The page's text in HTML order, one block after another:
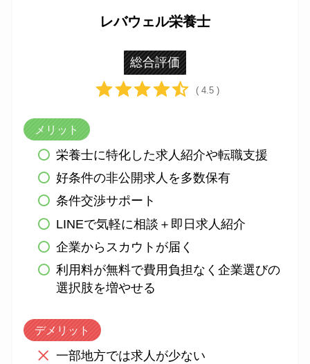
レバウェル栄養士
総合評価
( 4.5 )
メリット
栄養士に特化した求人紹介や転職支援
好条件の非公開求人を多数保有
条件交渉サポート
LINEで気軽に相談＋即日求人紹介
企業からスカウトが届く
利用料が無料で費用負担なく企業選びの
選択肢を増やせる
デメリット
一部地方では求人が少ない